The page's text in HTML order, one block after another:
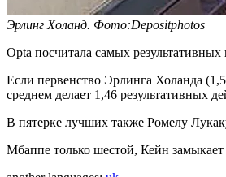
Эрлинг Холанд. Фото:Depositphotos
Opta посчитала самых
Если первенство Эрлинга Холанда
среднем делает 1,46 результативных
В пятерке лучших также Ромелу
Мбаппе только шестой, Кейн замыкает